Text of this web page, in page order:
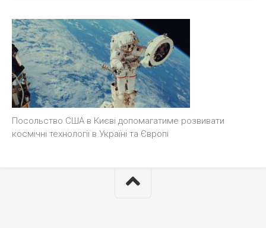
Посольство США в Києві допомагатиме розвивати
космічні технології в Україні та Європі